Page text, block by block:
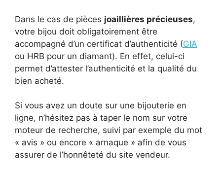
Dans le cas de pièces joaillières précieuses,
votre bijou doit obligatoirement être
accompagné d’un certificat d’authenticité (GIA
ou HRB pour un diamant). En effet, celui-ci
permet d’attester l’authenticité et la qualité du
bien acheté.
Si vous avez un doute sur une bijouterie en
ligne, n’hésitez pas à taper le nom sur votre
moteur de recherche, suivi par exemple du mot
« avis » ou encore « arnaque » afin de vous
assurer de l’honnêteté du site vendeur.